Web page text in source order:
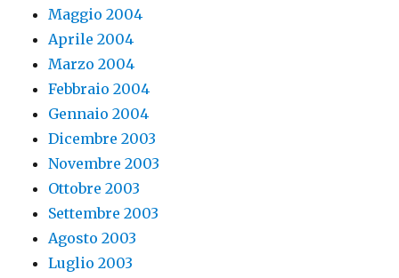
Maggio 2004
Aprile 2004
Marzo 2004
Febbraio 2004
Gennaio 2004
Dicembre 2003
Novembre 2003
Ottobre 2003
Settembre 2003
Agosto 2003
Luglio 2003